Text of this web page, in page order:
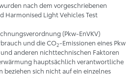
nach dem vorgeschriebenen
Harmonised Light Vehicles Test
(Pkw-EnVKV)
und die CO2-Emissionen eines Pkw
anderen nichttechnischen Faktoren
hauptsächlich verantwortliche
beziehen sich nicht auf ein einzelnes